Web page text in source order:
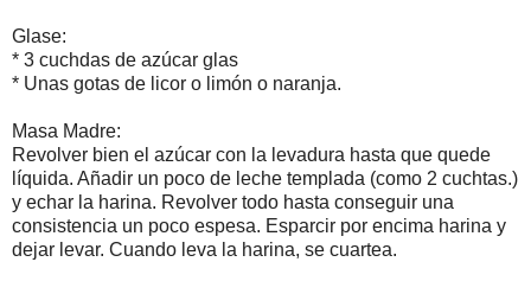
Glase:
* 3 cuchdas de azúcar glas
* Unas gotas de licor o limón o naranja.
Masa Madre:
Revolver bien el azúcar con la levadura hasta que quede
líquida. Añadir un poco de leche templada (como 2 cuchtas.)
y echar la harina. Revolver todo hasta conseguir una
consistencia un poco espesa. Esparcir por encima harina y
dejar levar. Cuando leva la harina, se cuartea.